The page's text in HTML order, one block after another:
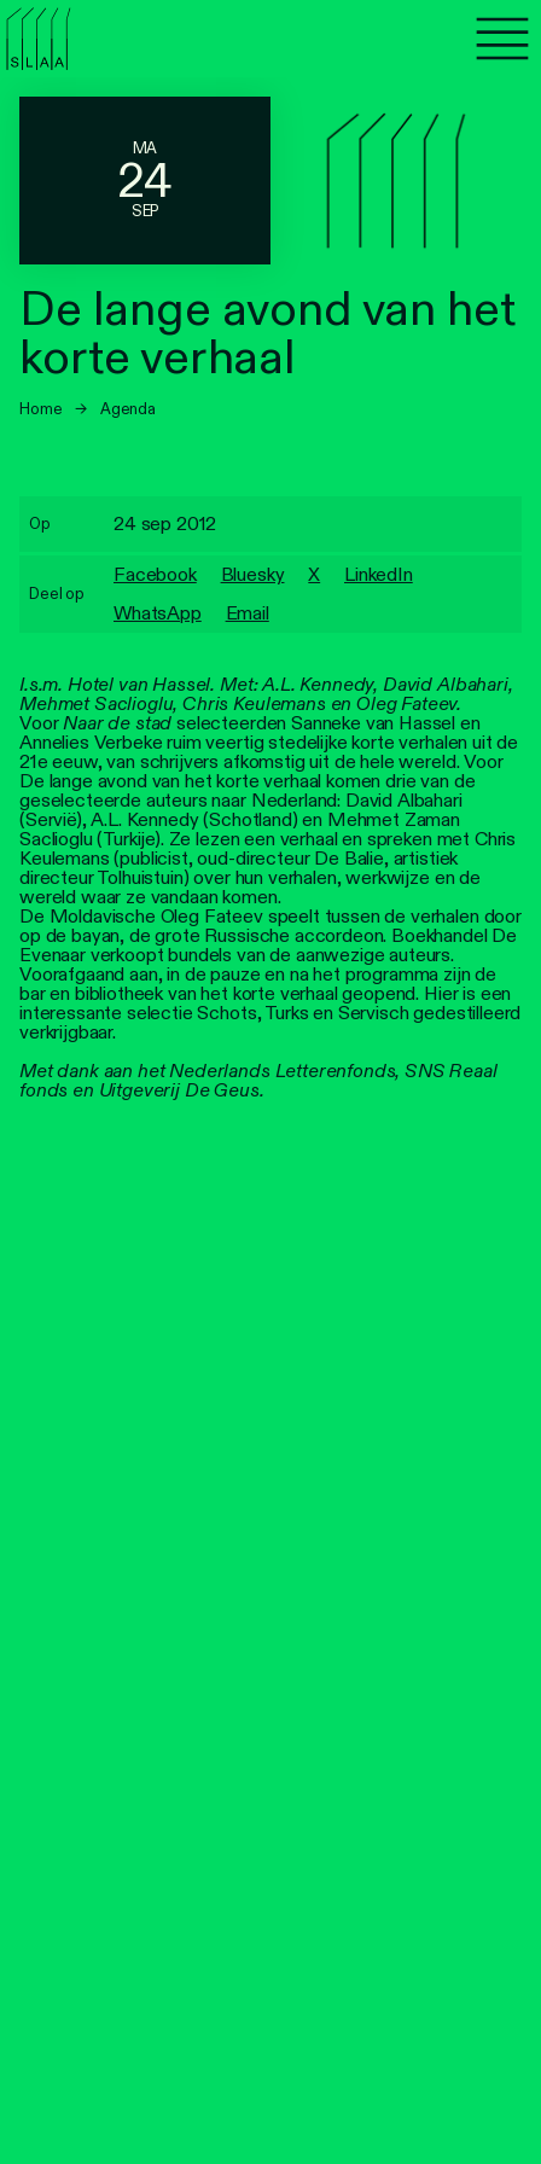
MA
24
SEP
De lange avond van het
korte verhaal
Home → Agenda
I.s.m. Hotel van Hassel. Met: A.L. Kennedy, David Albahari,
Mehmet Saclioglu, Chris Keulemans en Oleg Fateev.
VoorNaar de stad selecteerden Sanneke van Hassel en
Annelies Verbeke ruim veertig stedelijke korte verhalen uit de
21e eeuw, van schrijvers afkomstig uit de hele wereld. Voor
De lange avond van het korte verhaal komen drie van de
geselecteerde auteurs naar Nederland: David Albahari
(Servië), A.L. Kennedy (Schotland) en Mehmet Zaman
Saclioglu (Turkije). Ze lezen een verhaal en spreken met Chris
Keulemans (publicist, oud-directeur De Balie, artistiek
directeur Tolhuistuin) over hun verhalen, werkwijze en de
wereld waar ze vandaan komen.
De Moldavische Oleg Fateev speelt tussen de verhalen door
op de bayan, de grote Russische accordeon. Boekhandel De
Evenaar verkoopt bundels van de aanwezige auteurs.
Voorafgaand aan, in de pauze en na het programma zijn de
bar en bibliotheek van het korte verhaal geopend. Hier is een
interessante selectie Schots, Turks en Servisch gedestilleerd
verkrijgbaar.
Met dank aan het Nederlands Letterenfonds, SNS Reaal
fonds en Uitgeverij De Geus.
Op 24 sep 2012
Deel op
Facebook Bluesky X
LinkedIn
WhatsApp
Email
Agenda
Luisteren
Nieuwsbrief
Over SLAA
Personen
Toegankelijkheid
Stadsdichter